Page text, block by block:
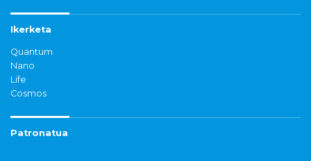
Ikerketa
Quantum
Nano
Life
Cosmos
Patronatua